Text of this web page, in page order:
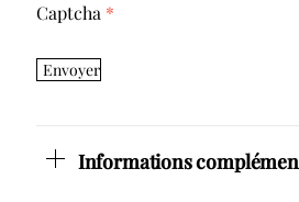
Captcha *
Envoyer
Informations